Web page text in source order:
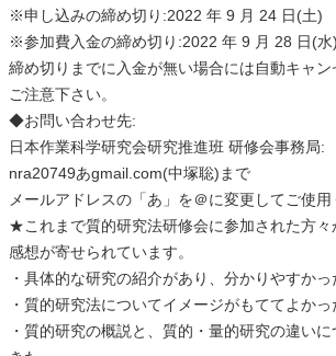
※申し込みの締め切り:2022 年 9 月 24 日(土)
※参加費入金の締め切り:2022 年 9 月 28 日(水)
締め切りまでに入金が無い場合には自動キャ
ご注意下さい。
◆お問い合わせ先:
日本作業科学研究会研究推進班 研修会事務局:
nra20749あgmail.com(中塚聡)まで
メールアドレスの「あ」を＠に変更してご使用
★これまで質的研究法研修会に参加された方々
感想が寄せられています。
・具体的な研究の紹介があり、分かりやすかっ
・質的研究法についてイメージがもててよかっ
・質的研究の概説と、質的・量的研究の違い